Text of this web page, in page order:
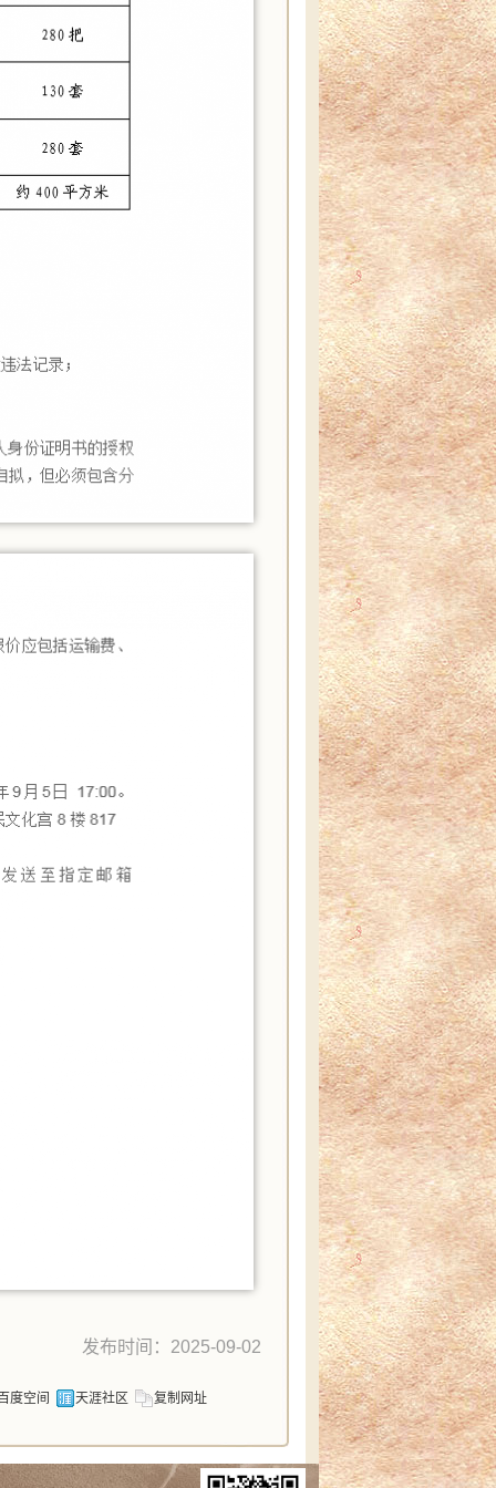
发布时间：2025-09-02
度空间 天涯社区 复制网址